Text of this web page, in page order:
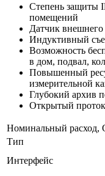
Степень защиты
помещений
Датчик
Индуктивный
Возможность
в дом, подвал,
Повышенный
измерительной
Глубокий архив
Открытый
Номинальный расход,
Тип
Интерфейс